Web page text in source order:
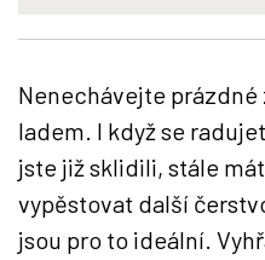
Nenechávejte
ladem. I když se
jste již sklidili, stále
vypěstovat další
jsou pro to ideální.